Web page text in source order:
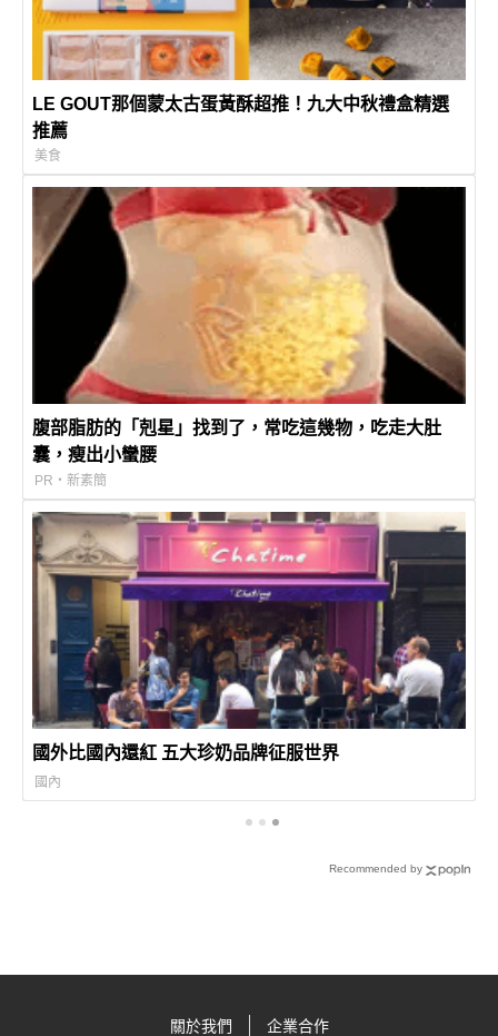
LE GOUT那個蒙太古蛋黃酥超推！九大中秋禮盒精選
推薦
美食
腹部脂肪的「剋星」找到了，常吃這幾物，吃走大肚
囊，瘦出小蠻腰
PR・新素簡
國外比國內還紅 五大珍奶品牌征服世界
國內
Recommended by
關於我們 企業合作